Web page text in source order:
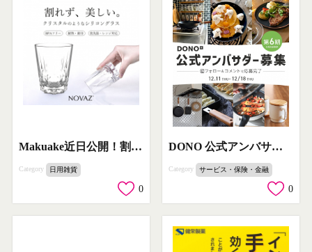
Makuake近日公開！割れない美しいNOVAZシリコングラス
Category 日用雑貨
0
DONO 公式アンバサダー 第6期募集
Category サービス・保険・金融
0